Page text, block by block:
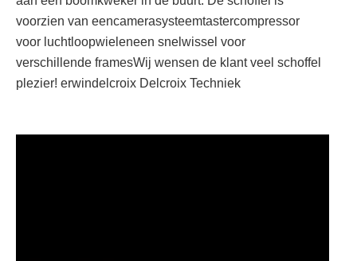
voorzien van eencamerasysteemtastercompressor
voor luchtloopwieleneen snelwissel voor
verschillende framesWij wensen de klant veel schoffel
plezier! erwindelcroix Delcroix Techniek